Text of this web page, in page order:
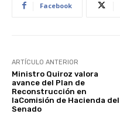
Facebook
ARTÍCULO ANTERIOR
Ministro Quiroz valora
avance del Plan de
Reconstrucción en
laComisión de Hacienda del
Senado